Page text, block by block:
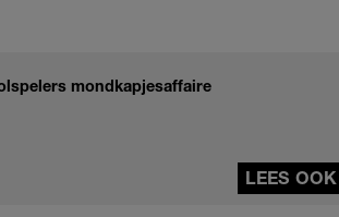
mondkapjesaffaire
LEES OOK